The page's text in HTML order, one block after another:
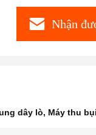
Nhận
dây lò, Máy thu